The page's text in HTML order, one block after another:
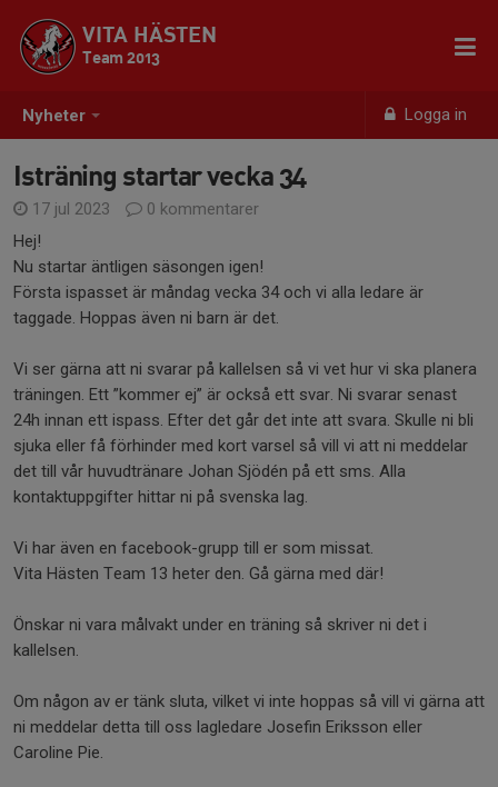
Nyheter Logga in
VITA HÄSTEN
Team 2013
Isträning startar vecka 34
17 jul 2023
0 kommentarer
Hej!
Nu startar äntligen säsongen igen!
Första ispasset är måndag vecka 34 och vi alla ledare är
taggade. Hoppas även ni barn är det.
Vi ser gärna att ni svarar på kallelsen så vi vet hur vi ska planera
träningen. Ett ”kommer ej” är också ett svar. Ni svarar senast
24h innan ett ispass. Efter det går det inte att svara. Skulle ni bli
sjuka eller få förhinder med kort varsel så vill vi att ni meddelar
det till vår huvudtränare Johan Sjödén på ett sms. Alla
kontaktuppgifter hittar ni på svenska lag.
Vi har även en facebook-grupp till er som missat.
Vita Hästen Team 13 heter den. Gå gärna med där!
Önskar ni vara målvakt under en träning så skriver ni det i
kallelsen.
Om någon av er tänk sluta, vilket vi inte hoppas så vill vi gärna att
ni meddelar detta till oss lagledare Josefin Eriksson eller
Caroline Pie.